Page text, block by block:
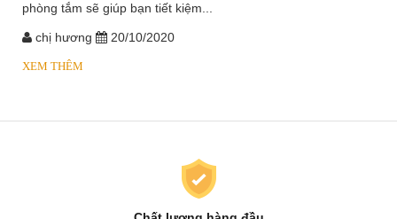
phòng tắm sẽ giúp bạn tiết kiệm...
chị hương 20/10/2020
XEM THÊM